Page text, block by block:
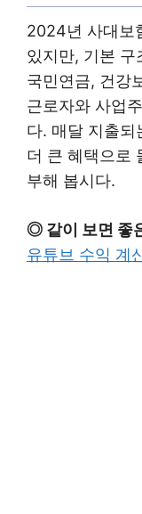
2024년 사대보
있지만, 기본 구
국민연금, 건강
근로자와 사업
다. 매달 지출되
더 큰 혜택으로
부해 봅시다.
◎ 같이 보면 좋
유튜브 수익 계